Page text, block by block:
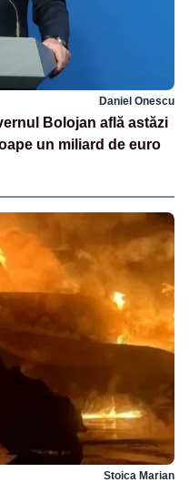
Daniel Onescu
Bolojan află astăzi
un miliard de euro
Stoica Marian